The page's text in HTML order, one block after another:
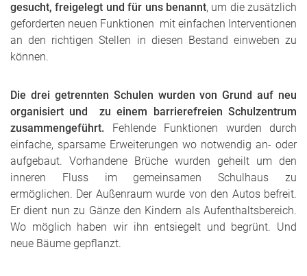
gesucht, freigelegt und für uns benannt, um die zusätzlich
geforderten neuen Funktionen mit einfachen Interventionen
an den richtigen Stellen in diesen Bestand einweben zu
können.
Die drei getrennten Schulen wurden von Grund auf neu
organisiert und zu einem barrierefreien Schulzentrum
zusammengeführt. Fehlende Funktionen wurden durch
einfache, sparsame Erweiterungen wo notwendig an- oder
aufgebaut. Vorhandene Brüche wurden geheilt um den
inneren Fluss im gemeinsamen Schulhaus zu
ermöglichen. Der Außenraum wurde von den Autos befreit.
Er dient nun zu Gänze den Kindern als Aufenthaltsbereich.
Wo möglich haben wir ihn entsiegelt und begrünt. Und
neue Bäume gepflanzt.